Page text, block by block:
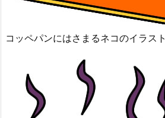
コッペパンにはさまるネコのイラスト